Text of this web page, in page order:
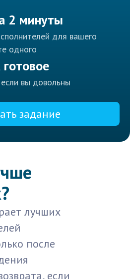
2 минуты
для вашего
одного
вы довольны
задание
лучших
после
если